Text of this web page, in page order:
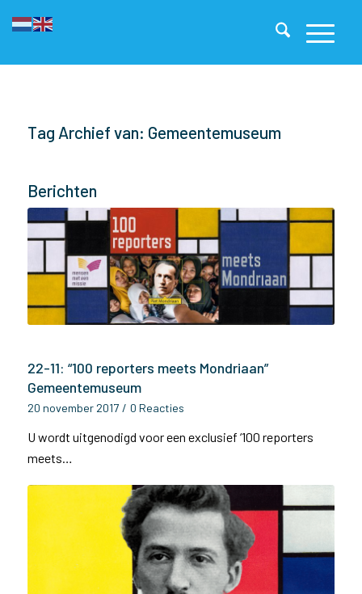
Tag Archief van: Gemeentemuseum
Berichten
22-11: “100 reporters meets Mondriaan”
Gemeentemuseum
20 november 2017 / 0 Reacties
U wordt uitgenodigd voor een exclusief ‘100 reporters
meets…